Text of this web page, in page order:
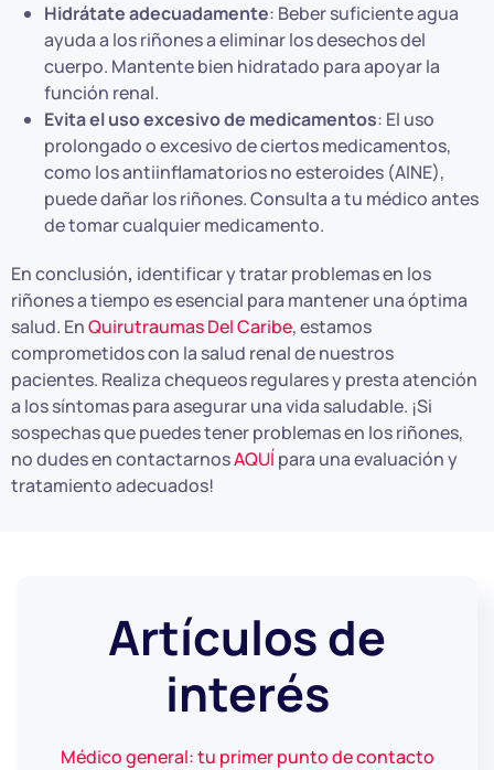
Hidrátate adecuadamente: Beber suficiente agua
ayuda a los riñones a eliminar los desechos del
cuerpo. Mantente bien hidratado para apoyar la
función renal.
Evita el uso excesivo de medicamentos: El uso
prolongado o excesivo de ciertos medicamentos,
como los antiinflamatorios no esteroides (AINE),
puede dañar los riñones. Consulta a tu médico antes
de tomar cualquier medicamento.
En conclusión, identificar y tratar problemas en los
riñones a tiempo es esencial para mantener una óptima
salud. EnQuirutraumas Del Caribe, estamos
comprometidos con la salud renal de nuestros
pacientes. Realiza chequeos regulares y presta atención
a los síntomas para asegurar una vida saludable. ¡Si
sospechas que puedes tener problemas en los riñones,
no dudes en contactarnosAQUÍ para una evaluación y
tratamiento adecuados!
Artículos de
interés
Médico general: tu primer punto de contacto